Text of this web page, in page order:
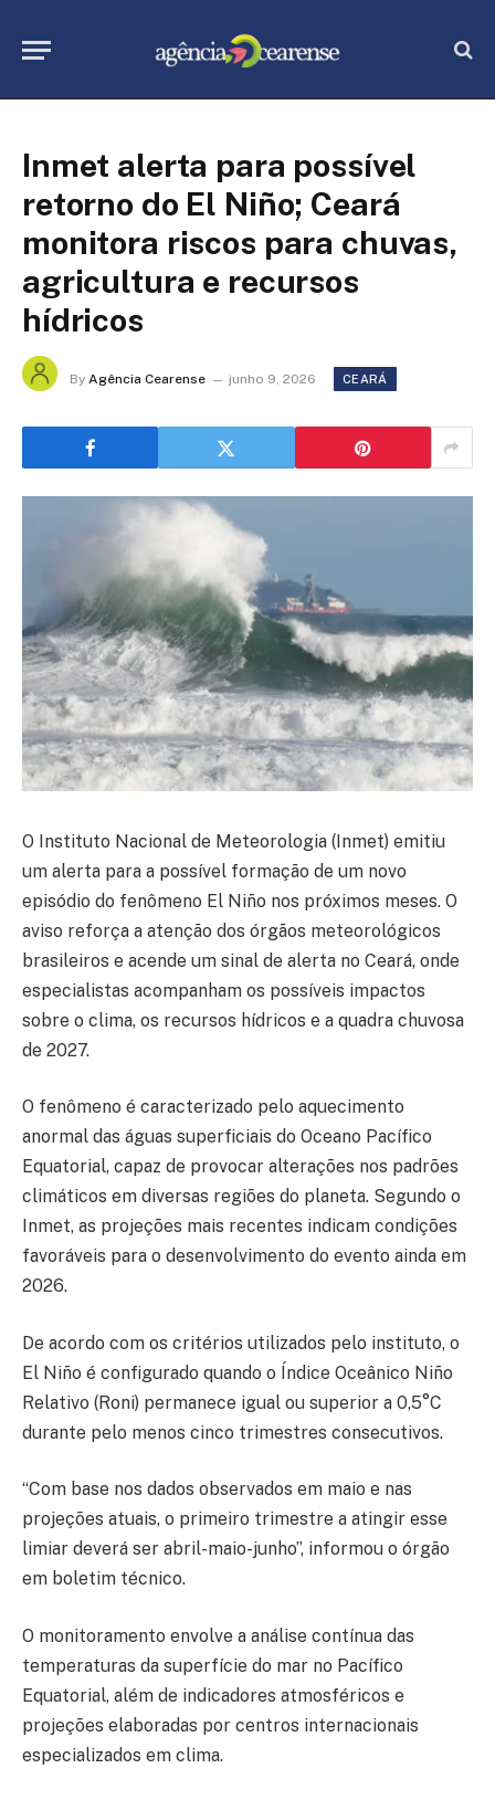
Inmet alerta para possível
retorno do El Niño; Ceará
monitora riscos para chuvas,
agricultura e recursos
hídricos
By Agência Cearense junho 9, 2026 CEARÁ
O Instituto Nacional de Meteorologia (Inmet) emitiu
um alerta para a possível formação de um novo
episódio do fenômeno El Niño nos próximos meses. O
aviso reforça a atenção dos órgãos meteorológicos
brasileiros e acende um sinal de alerta no Ceará, onde
especialistas acompanham os possíveis impactos
sobre o clima, os recursos hídricos e a quadra chuvosa
de 2027.
O fenômeno é caracterizado pelo aquecimento
anormal das águas superficiais do Oceano Pacífico
Equatorial, capaz de provocar alterações nos padrões
climáticos em diversas regiões do planeta. Segundo o
Inmet, as projeções mais recentes indicam condições
favoráveis para o desenvolvimento do evento ainda em
2026.
De acordo com os critérios utilizados pelo instituto, o
El Niño é configurado quando o Índice Oceânico Niño
Relativo (Roni) permanece igual ou superior a 0,5°C
durante pelo menos cinco trimestres consecutivos.
“Com base nos dados observados em maio e nas
projeções atuais, o primeiro trimestre a atingir esse
limiar deverá ser abril-maio-junho”, informou o órgão
em boletim técnico.
O monitoramento envolve a análise contínua das
temperaturas da superfície do mar no Pacífico
Equatorial, além de indicadores atmosféricos e
projeções elaboradas por centros internacionais
especializados em clima.